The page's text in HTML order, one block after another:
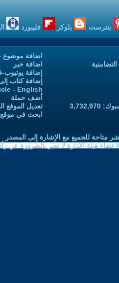
بنترست بلوكر فليبورد
اضافة موضوع
اضافة خبر
إضافة
إضافة كتاب
- English
أضف حملة
تعديل الموقع
ابحث في موقع
متاحة للجميع مع الإشارة إلى المصدر
هيئة الادارة لا تعبر بالضرورة عن